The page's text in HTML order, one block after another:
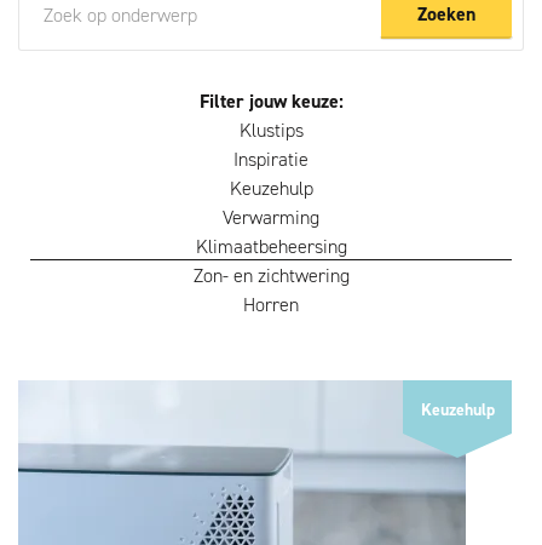
Zoeken
Filter jouw keuze:
Klustips
Inspiratie
Keuzehulp
Verwarming
Klimaatbeheersing
Zon- en zichtwering
Horren
Keuzehulp